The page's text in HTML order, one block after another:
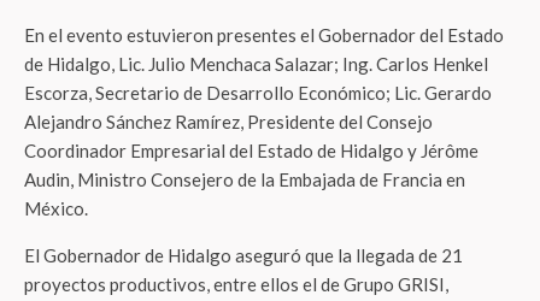
En el evento estuvieron presentes el Gobernador del Estado
de Hidalgo, Lic. Julio Menchaca Salazar; Ing. Carlos Henkel
Escorza, Secretario de Desarrollo Económico; Lic. Gerardo
Alejandro Sánchez Ramírez, Presidente del Consejo
Coordinador Empresarial del Estado de Hidalgo y Jérôme
Audin, Ministro Consejero de la Embajada de Francia en
México.
El Gobernador de Hidalgo aseguró que la llegada de 21
proyectos productivos, entre ellos el de Grupo GRISI,